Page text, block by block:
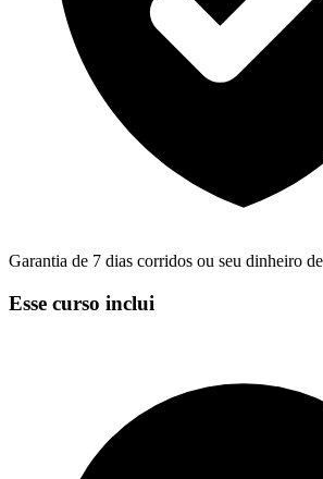
Garantia de 7 dias corridos ou seu dinheiro
Esse curso inclui